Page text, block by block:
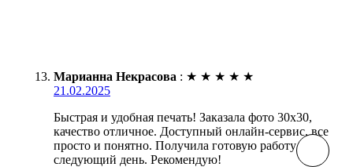
Марианна Некрасова : ★ ★ ★ ★ ★
21.02.2025
Быстрая и удобная печать! Заказала фото 30х30,
качество отличное. Доступный онлайн-сервис, все
просто и понятно. Получила готовую работу на
следующий день. Рекомендую!